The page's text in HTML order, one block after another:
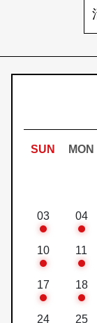
SUN MON
03 04
10 11
17 18
24 25